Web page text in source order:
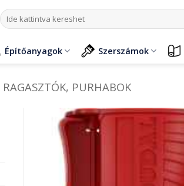
Keresés
a
Építőanyagok Szerszámok
RAGASZTÓK, PURHABOK